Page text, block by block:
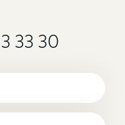
33 30